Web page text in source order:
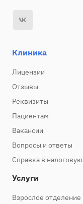
Клиника
Лицензии
Отзывы
Реквизиты
Пациентам
Вакансии
Вопросы и ответы
Справка в налоговую
Услуги
Взрослое отделение